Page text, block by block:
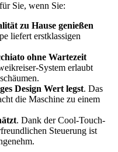
Sie, wenn Sie:
zu Hause genießen
liefert erstklassigen
ohne Wartezeit
System erlaubt
Design Wert legst. Das
die Maschine zu einem
. Dank der Cool-Touch-
Steuerung ist